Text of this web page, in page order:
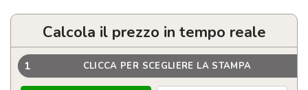
Calcola il prezzo in tempo reale
1 CLICCA PER SCEGLIERE LA STAMPA